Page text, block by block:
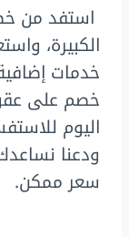
استفد من
الكبيرة،
خدمات
خصم على
اليوم
ودعنا
سعر ممكن.